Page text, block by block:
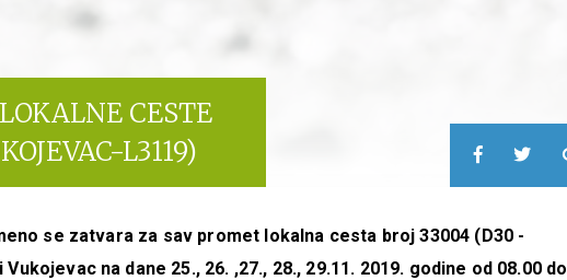
CESTE
L3119)
se zatvara za sav promet lokalna cesta broj 33004 (D30 -
na dane 25., 26. ,27., 28., 29.11. 2019. godine od 08.00 do